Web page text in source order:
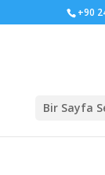
+90
Bir Sayfa